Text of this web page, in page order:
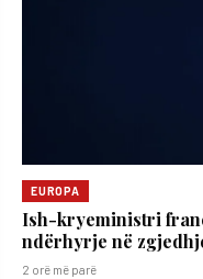
EUROPA
Ish-kryeministri
ndërhyrje në
2 orë më parë